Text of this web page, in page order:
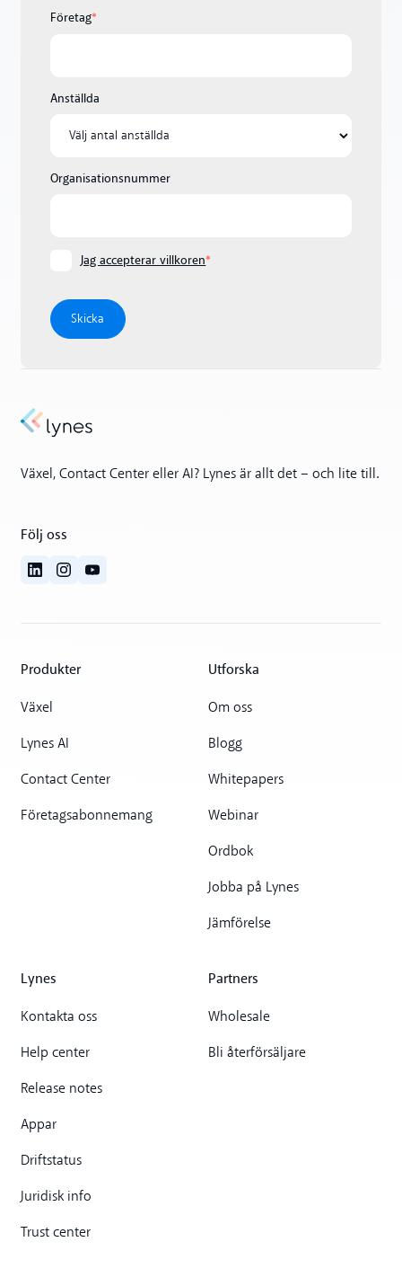
Företag*
Anställda
Organisationsnummer
Jag accepterar villkoren*
Växel, Contact Center eller AI? Lynes är allt det – och lite till.
Följ oss
Produkter
Växel
Lynes AI
Contact Center
Företagsabonnemang
Utforska
Om oss
Blogg
Whitepapers
Webinar
Ordbok
Jobba på Lynes
Jämförelse
Lynes
Kontakta oss
Help center
Release notes
Appar
Driftstatus
Juridisk info
Trust center
Partners
Wholesale
Bli återförsäljare